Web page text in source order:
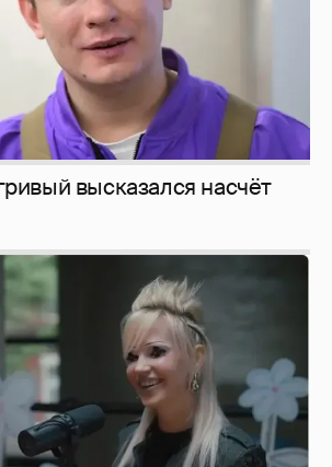
рассказала о съёмках для
журнала
3